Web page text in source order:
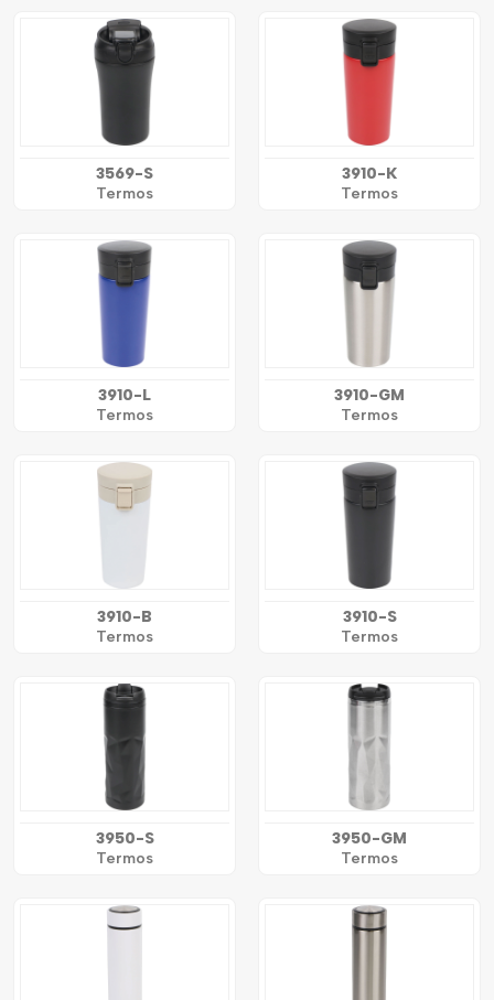
3569-S
Termos
3910-K
Termos
3910-L
Termos
3910-GM
Termos
3910-B
Termos
3910-S
Termos
3950-S
Termos
3950-GM
Termos